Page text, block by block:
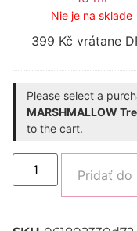
Nie je na sklade
399 Kč vrátane
Please select a
MARSHMALLOW
to the cart.
Pridať do